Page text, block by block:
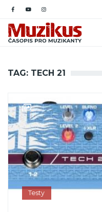
TAG: TECH 21
Testy